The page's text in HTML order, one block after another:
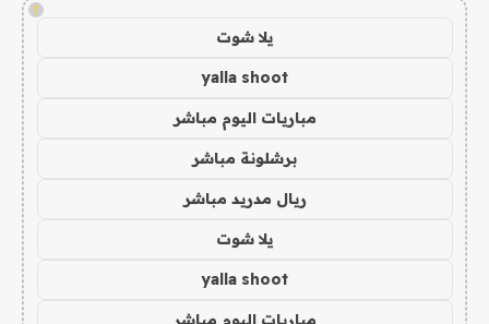
!
يلا شوت
yalla shoot
مباريات اليوم مباشر
برشلونة مباشر
ريال مدريد مباشر
يلا شوت
yalla shoot
مباريات اليوم مباشر